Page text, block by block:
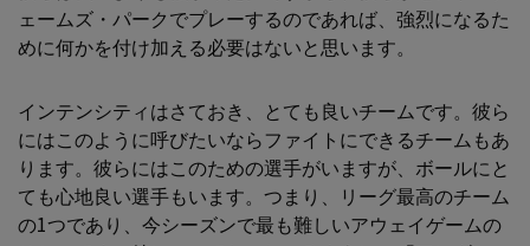
ェームズ・パークでプレーするのであれば、強烈になるた
めに何かを付け加える必要はないと思います。
インテンシティはさておき、とても良いチームです。彼ら
にはこのように呼びたいならファイトにできるチームもあ
ります。彼らにはこのための選手がいますが、ボールにと
ても心地良い選手もいます。つまり、リーグ最高のチーム
の1つであり、今シーズンで最も難しいアウェイゲームの